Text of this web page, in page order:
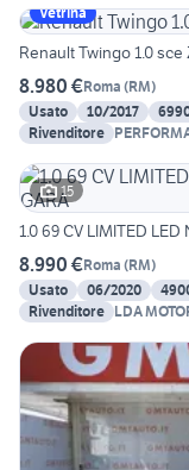
Vetrina
Renault Twingo 1.0
8.980 €Roma (RM)
Usato
10/2017
Rivenditore
15
1.0 69 CV LIMITED LED
8.990 €Roma (RM)
Usato
06/2020
Rivenditore LDA